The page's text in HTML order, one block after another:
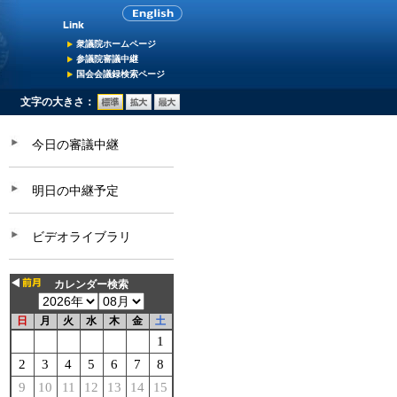
衆議院ホームページ
参議院審議中継
国会会議録検索ページ
文字の大きさ：
今日の審議中継
明日の中継予定
ビデオライブラリ
カレンダー検索
日 月 火 水 木 金 土
1
2
3 4 5 6 7
8
9
10 11 12 13 14
15